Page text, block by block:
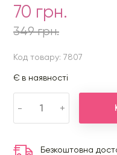
70 грн.
349 грн.
Код товару: 7807
Є в наявності
- +
Безкоштовна